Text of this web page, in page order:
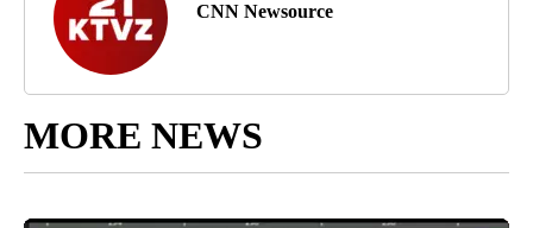
CNN Newsource
MORE NEWS